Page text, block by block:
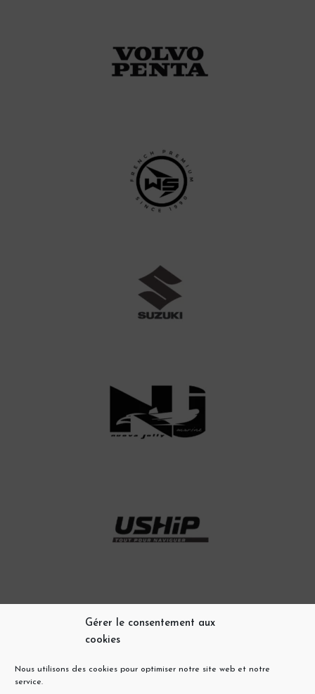
Gérer le consentement aux
cookies
Nous utilisons des cookies pour optimiser notre site web et notre
service.